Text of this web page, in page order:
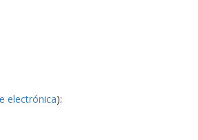
electrónica):